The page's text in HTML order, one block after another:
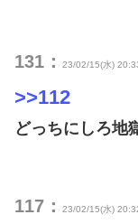
131： 23/02/15(水)
>>112
どっちにしろ地
117： 23/02/15(水)